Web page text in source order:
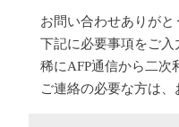
お問い合わせありがと
下記に必要事項をご
稀にAFP通信から二次
ご連絡の必要な方は